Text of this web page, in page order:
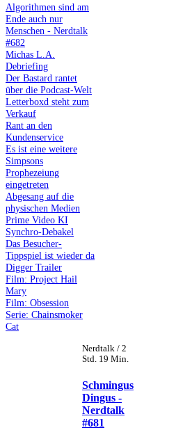
Algorithmen sind am
Ende auch nur
Menschen - Nerdtalk
#682
Michas L.A.
Debriefing
Der Bastard rantet
über die Podcast-Welt
Letterboxd steht zum
Verkauf
Rant an den
Kundenservice
Es ist eine weitere
Simpsons
Prophezeiung
eingetreten
Abgesang auf die
physischen Medien
Prime Video KI
Synchro-Debakel
Das Besucher-
Tippspiel ist wieder da
Digger Trailer
Film: Project Hail
Mary
Film: Obsession
Serie: Chainsmoker
Cat
Nerdtalk / 2
Std. 19 Min.
Schmingus
Dingus -
Nerdtalk
#681